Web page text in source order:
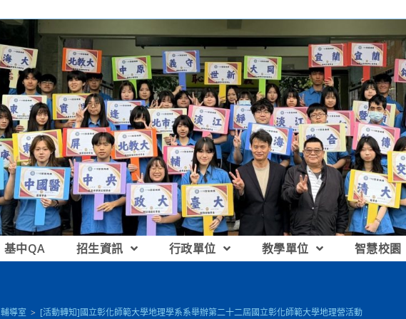
基中QA 招生資訊 行政單位 教學單位 智慧校園
輔導室 > [活動轉知]國立彰化師範大學地理學系系舉辦第二十二屆國立彰化師範大學地理營活動